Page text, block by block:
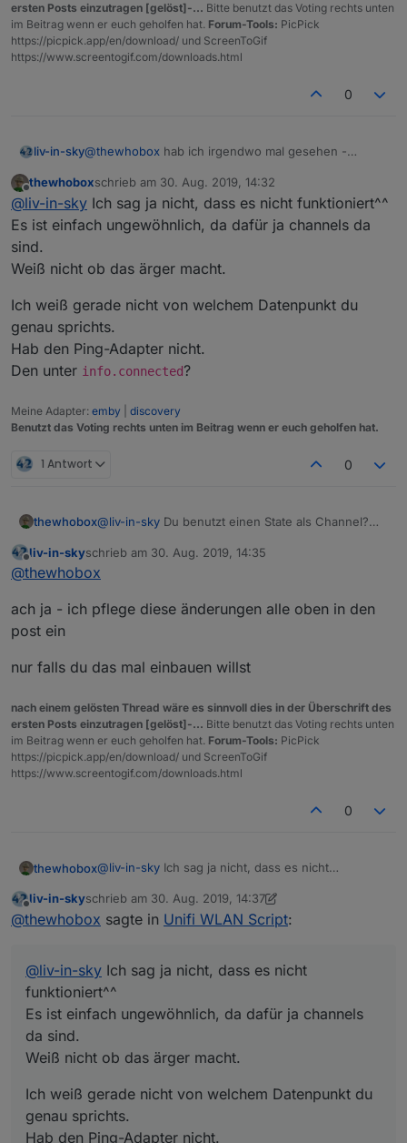
ersten Posts einzutragen [gelöst]-... Bitte benutzt das Voting rechts unten
im Beitrag wenn er euch geholfen hat. Forum-Tools: PicPick
https://picpick.app/en/download/ und ScreenToGif
https://www.screentogif.com/downloads.html
0
liv-in-sky@thewhobox hab ich irgendwo mal gesehen -
script, das so funktioniert
Offline
thewhoboxschrieb am 30. Aug. 2019, 14:32
zuletzt editiert von
@liv-in-sky Ich sag ja nicht, dass es nicht funktioniert^^
Es ist einfach ungewöhnlich, da dafür ja channels da
sind.
Weiß nicht ob das ärger macht.
Ich weiß gerade nicht von welchem Datenpunkt du
genau sprichts.
Hab den Ping-Adapter nicht.
Den unter info.connected?
Meine Adapter: emby
discovery
Benutzt das Voting rechts unten im Beitrag wenn er euch geholfen hat.
1 Antwort 0
thewhobox@liv-in-sky Du benutzt einen State als Channel?
Offline
liv-in-skyschrieb am 30. Aug. 2019, 14:35
zuletzt editiert von
@thewhobox
ach ja - ich pflege diese änderungen alle oben in den
post ein
nur falls du das mal einbauen willst
nach einem gelösten Thread wäre es sinnvoll dies in der Überschrift des
ersten Posts einzutragen [gelöst]-... Bitte benutzt das Voting rechts unten
im Beitrag wenn er euch geholfen hat. Forum-Tools: PicPick
https://picpick.app/en/download/ und ScreenToGif
https://www.screentogif.com/downloads.html
0
thewhobox@liv-in-sky Ich sag ja nicht, dass es nicht
Es ist einfach ungewöhnlich, da dafür ja channels
da sind.
Ich weiß gerade nicht von welchem Datenpunkt du
genau sprichts.
Offline
liv-in-skyschrieb am 30. Aug. 2019, 14:37
zuletzt editiert von liv-in-sky
@thewhobox sagte in Unifi WLAN Script:
@liv-in-sky Ich sag ja nicht, dass es nicht
funktioniert^^
Es ist einfach ungewöhnlich, da dafür ja channels
da sind.
Weiß nicht ob das ärger macht.
Ich weiß gerade nicht von welchem Datenpunkt du
genau sprichts.
Hab den Ping-Adapter nicht.